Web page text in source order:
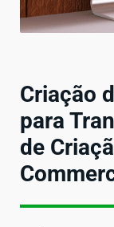
Criação
para
de